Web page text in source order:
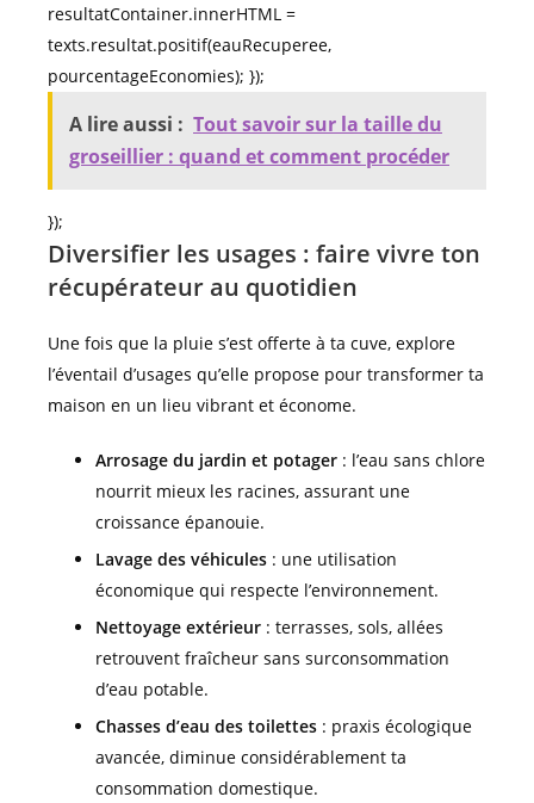
resultatContainer.innerHTML =
texts.resultat.positif(eauRecuperee,
pourcentageEconomies); });
A lire aussi : Tout savoir sur la taille du
groseillier : quand et comment procéder
});
Diversifier les usages : faire vivre ton
récupérateur au quotidien
Une fois que la pluie s’est offerte à ta cuve, explore
l’éventail d’usages qu’elle propose pour transformer ta
maison en un lieu vibrant et économe.
Arrosage du jardin et potager : l’eau sans chlore
nourrit mieux les racines, assurant une
croissance épanouie.
Lavage des véhicules : une utilisation
économique qui respecte l’environnement.
Nettoyage extérieur : terrasses, sols, allées
retrouvent fraîcheur sans surconsommation
d’eau potable.
Chasses d’eau des toilettes : praxis écologique
avancée, diminue considérablement ta
consommation domestique.